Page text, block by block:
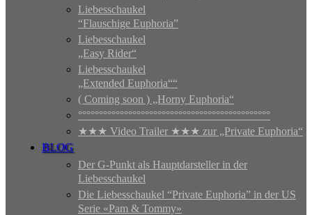
Liebesschaukel
“Flauschige Euphoria”
Liebesschaukel
„Easy Rider“
Liebesschaukel
„Extended Euphoria““
( Coming soon ) „Horny Euphoria“
°°°°°°°°°°°°°°°°°°°°°°°°°°°°°°°°°°°°°°°°°°°°°°
★★★ Video Trailer ★★★ zur „Private Euphoria“
BLOG
Der G-Punkt als Hauptdarsteller in der
Liebesschaukel
Die Liebesschaukel “Private Euphoria” in der US
Serie «Pam & Tommy»